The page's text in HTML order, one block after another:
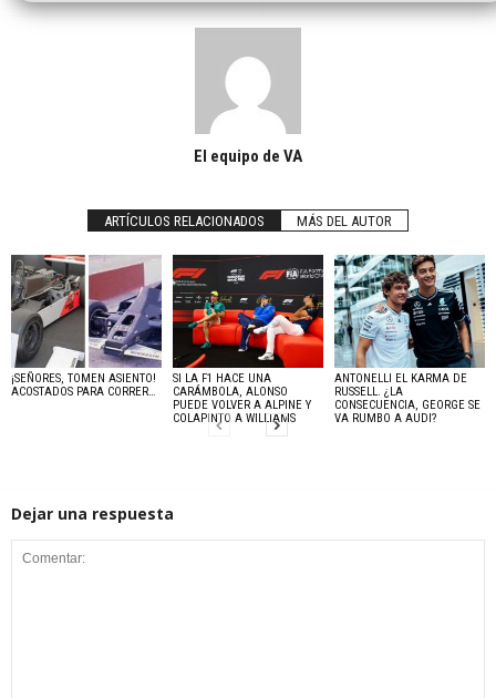
El equipo de VA
ARTÍCULOS RELACIONADOS MÁS DEL AUTOR
¡SEÑORES, TOMEN ASIENTO!
ACOSTADOS PARA CORRER…
SI LA F1 HACE UNA
CARÁMBOLA, ALONSO
PUEDE VOLVER A ALPINE Y
COLAPINTO A WILLIAMS
ANTONELLI EL KARMA DE
RUSSELL. ¿LA
CONSECUENCIA, GEORGE SE
VA RUMBO A AUDI?
Dejar una respuesta